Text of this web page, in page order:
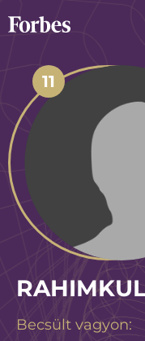
11
Becsült vagyon: